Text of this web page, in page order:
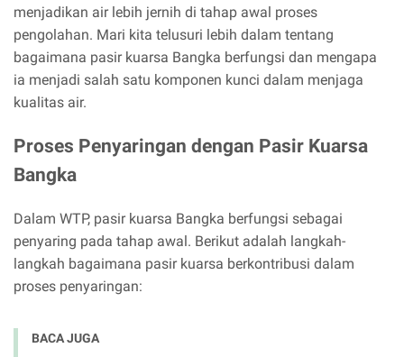
menjadikan air lebih jernih di tahap awal proses
pengolahan. Mari kita telusuri lebih dalam tentang
bagaimana pasir kuarsa Bangka berfungsi dan mengapa
ia menjadi salah satu komponen kunci dalam menjaga
kualitas air.
Proses Penyaringan dengan Pasir Kuarsa
Bangka
Dalam WTP, pasir kuarsa Bangka berfungsi sebagai
penyaring pada tahap awal. Berikut adalah langkah-
langkah bagaimana pasir kuarsa berkontribusi dalam
proses penyaringan:
BACA JUGA